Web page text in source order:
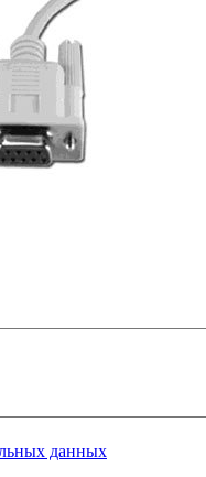
данных